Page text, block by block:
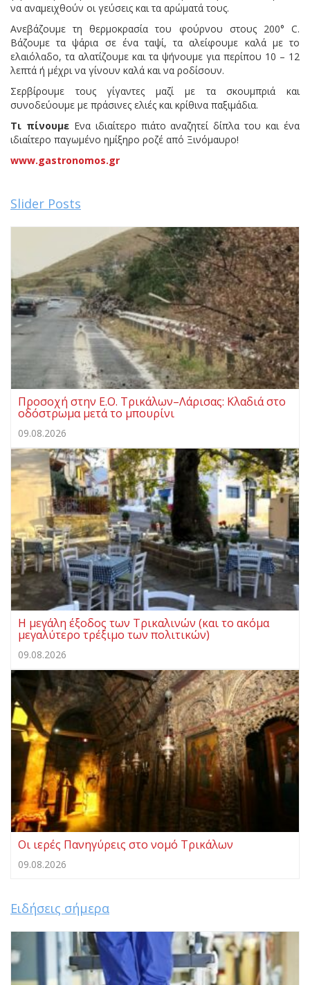
να αναμειχθούν οι γεύσεις και τα αρώματά τους.
Ανεβάζουμε τη θερμοκρασία του φούρνου στους 200° C.
Bάζουμε τα ψάρια σε ένα ταψί, τα αλείφουμε καλά με το
ελαιόλαδο, τα αλατίζουμε και τα ψήνουμε για περίπου 10 – 12
λεπτά ή μέχρι να γίνουν καλά και να ροδίσουν.
Σερβίρουμε τους γίγαντες μαζί με τα σκουμπριά και
συνοδεύουμε με πράσινες ελιές και κρίθινα παξιμάδια.
Τι πίνουμε Ενα ιδιαίτερο πιάτο αναζητεί δίπλα του και ένα
ιδιαίτερο παγωμένο ημίξηρο ροζέ από Ξινόμαυρο!
www.gastronomos.gr
Slider Posts
Προσοχή στην Ε.Ο. Τρικάλων–Λάρισας: Κλαδιά στο
οδόστρωμα μετά το μπουρίνι
09.08.2026
Η μεγάλη έξοδος των Τρικαλινών (και το ακόμα
μεγαλύτερο τρέξιμο των πολιτικών)
09.08.2026
Οι ιερές Πανηγύρεις στο νομό Τρικάλων
09.08.2026
Ειδήσεις σήμερα